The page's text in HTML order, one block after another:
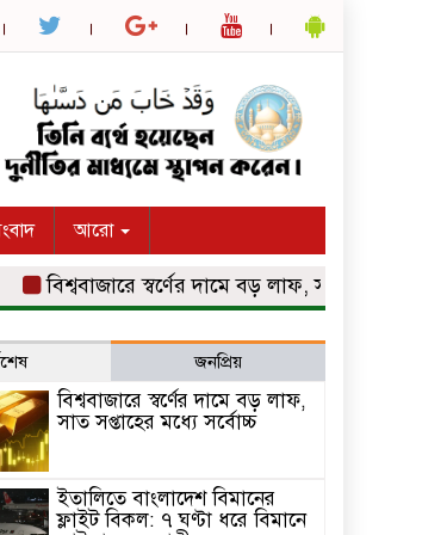
আরো
বিশ্ববাজারে স্বর্ণের দামে বড় লাফ, সাত সপ্তাহের মধ্যে
জনপ্রিয়
বিশ্ববাজারে স্বর্ণের দামে বড় লাফ,
সাত সপ্তাহের মধ্যে সর্বোচ্চ
ইতালিতে বাংলাদেশ বিমানের
ফ্লাইট বিকল: ৭ ঘণ্টা ধরে বিমানে